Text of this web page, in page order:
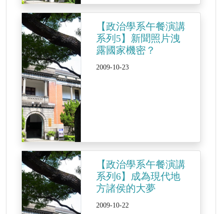
【政治學系午餐演講
系列5】新聞照片洩
露國家機密？
2009-10-23
【政治學系午餐演講
系列6】成為現代地
方諸侯的大夢
2009-10-22